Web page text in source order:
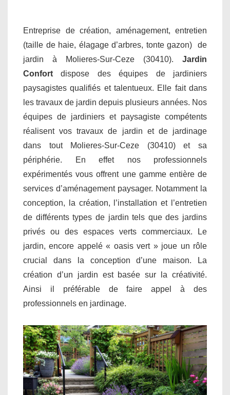
Entreprise de création, aménagement, entretien
(taille de haie, élagage d’arbres, tonte gazon) de
jardin à Molieres-Sur-Ceze (30410). Jardin
Confort dispose des équipes de jardiniers
paysagistes qualifiés et talentueux. Elle fait dans
les travaux de jardin depuis plusieurs années. Nos
équipes de jardiniers et paysagiste compétents
réalisent vos travaux de jardin et de jardinage
dans tout Molieres-Sur-Ceze (30410) et sa
périphérie. En effet nos professionnels
expérimentés vous offrent une gamme entière de
services d’aménagement paysager. Notamment la
conception, la création, l’installation et l’entretien
de différents types de jardin tels que des jardins
privés ou des espaces verts commerciaux. Le
jardin, encore appelé « oasis vert » joue un rôle
crucial dans la conception d’une maison. La
création d’un jardin est basée sur la créativité.
Ainsi il préférable de faire appel à des
professionnels en jardinage.